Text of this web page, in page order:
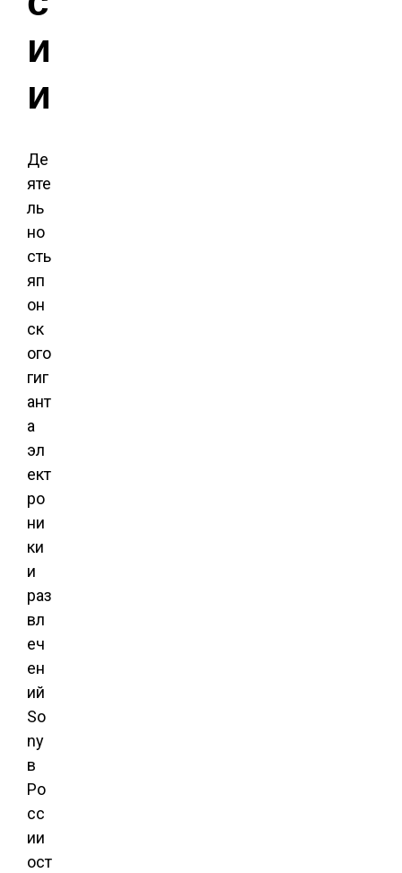
и
и
Де
яте
ль
но
сть
яп
он
ск
ого
гиг
ант
а
эл
ект
ро
ни
ки
и
раз
вл
еч
ен
ий
So
ny
в
Ро
сс
ии
ост